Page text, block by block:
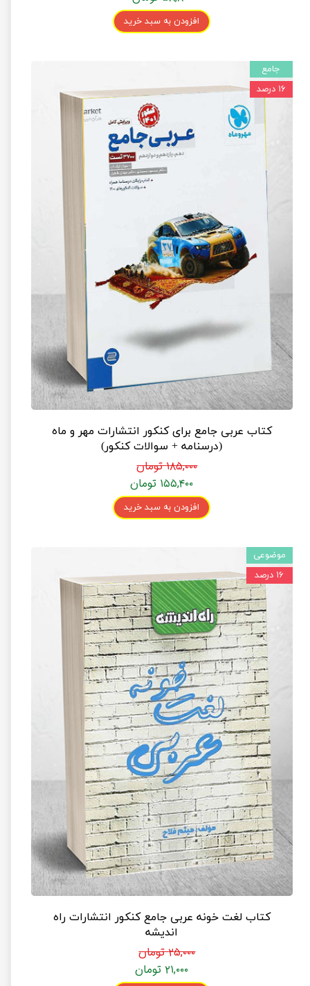
افزودن به سبد خرید
کتاب عربی جامع برای کنکور انتشارات مهر و ماه
(درسنامه + سوالات کنکور)
۱۸۵,۰۰۰ تومان
۱۵۵,۴۰۰ تومان
افزودن به سبد خرید
جامع
۱۶ درصد
کتاب لغت خونه عربی جامع کنکور انتشارات راه
اندیشه
۲۵,۰۰۰ تومان
۲۱,۰۰۰ تومان
موضوعی
۱۶ درصد